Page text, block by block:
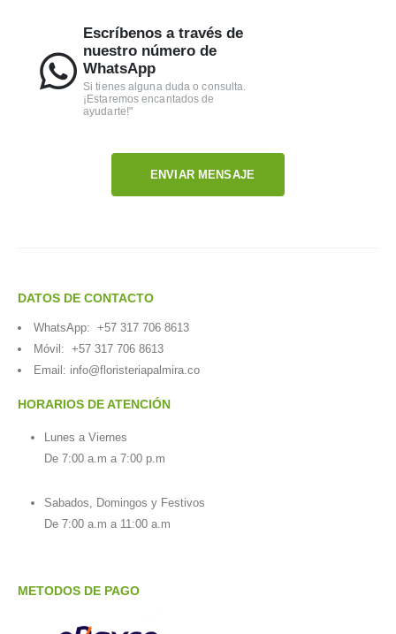
Escríbenos a través de
nuestro número de
WhatsApp
Si tienes alguna duda o consulta.
¡Estaremos encantados de
ayudarte!"
ENVIAR MENSAJE
DATOS DE CONTACTO
WhatsApp: +57 317 706 8613
Móvil: +57 317 706 8613
Email: info@floristeriapalmira.co
HORARIOS DE ATENCIÓN
Lunes a Viernes
De 7:00 a.m a 7:00 p.m
Sabados, Domingos y Festivos
De 7:00 a.m a 11:00 a.m
METODOS DE PAGO